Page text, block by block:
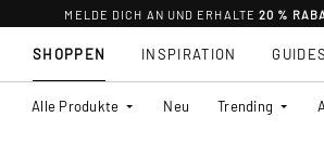
MELDE DICH AN UND ERHALTE20 %
SHOPPEN
Alle Produkte Neu Trending
INSPIRATION GUIDES